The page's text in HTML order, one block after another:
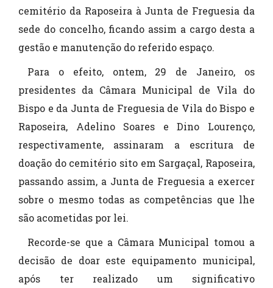
cemitério da Raposeira à Junta de Freguesia da
sede do concelho, ficando assim a cargo desta a
gestão e manutenção do referido espaço.
Para o efeito, ontem, 29 de Janeiro, os
presidentes da Câmara Municipal de Vila do
Bispo e da Junta de Freguesia de Vila do Bispo e
Raposeira, Adelino Soares e Dino Lourenço,
respectivamente, assinaram a escritura de
doação do cemitério sito em Sargaçal, Raposeira,
passando assim, a Junta de Freguesia a exercer
sobre o mesmo todas as competências que lhe
são acometidas por lei.
Recorde-se que a Câmara Municipal tomou a
decisão de doar este equipamento municipal,
após ter realizado um significativo